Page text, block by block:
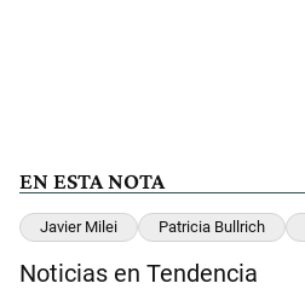
EN ESTA NOTA
Javier Milei Patricia Bullrich
Noticias en Tendencia